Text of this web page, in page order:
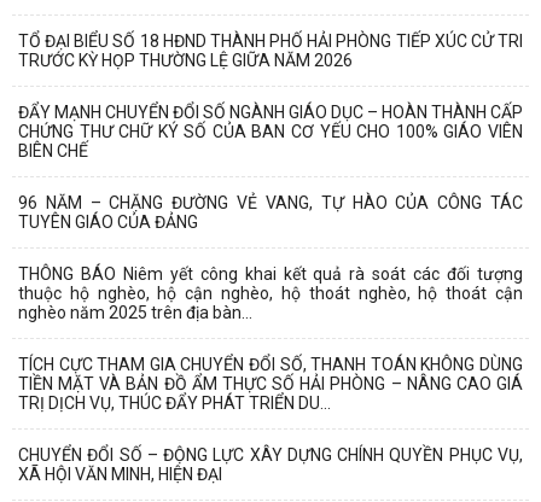
TỔ ĐẠI BIỂU SỐ 18 HĐND THÀNH PHỐ HẢI PHÒNG TIẾP XÚC CỬ TRI
TRƯỚC KỲ HỌP THƯỜNG LỆ GIỮA NĂM 2026
ĐẨY MẠNH CHUYỂN ĐỔI SỐ NGÀNH GIÁO DỤC – HOÀN THÀNH CẤP
CHỨNG THƯ CHỮ KÝ SỐ CỦA BAN CƠ YẾU CHO 100% GIÁO VIÊN
BIÊN CHẾ
96 NĂM – CHẶNG ĐƯỜNG VẺ VANG, TỰ HÀO CỦA CÔNG TÁC
TUYÊN GIÁO CỦA ĐẢNG
THÔNG BÁO Niêm yết công khai kết quả rà soát các đối tượng
thuộc hộ nghèo, hộ cận nghèo, hộ thoát nghèo, hộ thoát cận
nghèo năm 2025 trên địa bàn...
TÍCH CỰC THAM GIA CHUYỂN ĐỔI SỐ, THANH TOÁN KHÔNG DÙNG
TIỀN MẶT VÀ BẢN ĐỒ ẨM THỰC SỐ HẢI PHÒNG – NÂNG CAO GIÁ
TRỊ DỊCH VỤ, THÚC ĐẨY PHÁT TRIỂN DU...
CHUYỂN ĐỔI SỐ – ĐỘNG LỰC XÂY DỰNG CHÍNH QUYỀN PHỤC VỤ,
XÃ HỘI VĂN MINH, HIỆN ĐẠI